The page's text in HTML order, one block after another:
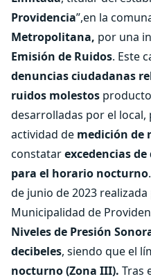
Providencia”,en la
Metropolitana, por una
Emisión de Ruidos. Este
denuncias ciudadanas
ruidos molestos
desarrolladas por el
actividad de medición de
constatarexcedencias
para el horario nocturno
de junio de 2023
Municipalidad de
Niveles de Presión
decibeles, siendo que el
nocturno (Zona III). Tras